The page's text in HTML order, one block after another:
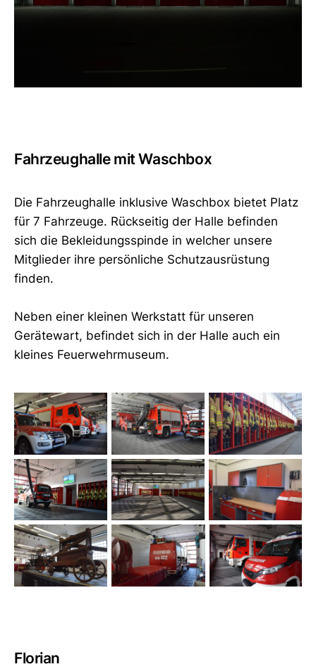
Fahrzeughalle mit Waschbox
Die Fahrzeughalle inklusive Waschbox bietet Platz
für 7 Fahrzeuge. Rückseitig der Halle befinden
sich die Bekleidungsspinde in welcher unsere
Mitglieder ihre persönliche Schutzausrüstung
finden.
Neben einer kleinen Werkstatt für unseren
Gerätewart, befindet sich in der Halle auch ein
kleines Feuerwehrmuseum.
Florian